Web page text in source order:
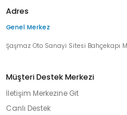
Adres
Genel Merkez
Şaşmaz Oto Sanayi Sitesi Bahçekapı
Müşteri Destek Merkezi
İletişim Merkezine Git
Canlı Destek